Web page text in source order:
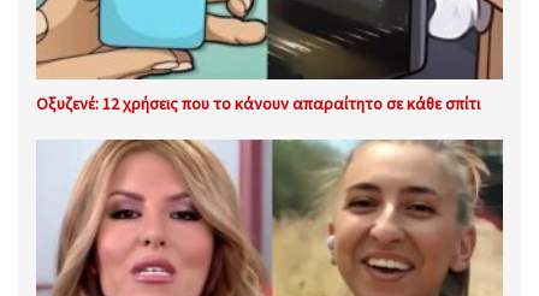
Οξυζενέ: 12 χρήσεις που το κάνουν απαραίτητο σε κάθε σπίτι